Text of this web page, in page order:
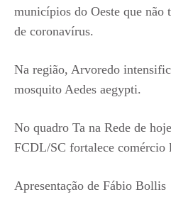
municípios do Oeste que não
de coronavírus.
Na região, Arvoredo
mosquito Aedes aegypti.
No quadro Ta na Rede de
FCDL/SC fortalece comércio
Apresentação de Fábio Bollis